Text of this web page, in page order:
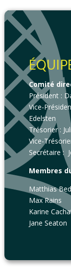
Comité
Président :
Vice-
Edelsten
Trésorier :
Vice-
Secrétaire :
Membres
Matthias
Max Rains
Karine
Jane Seaton